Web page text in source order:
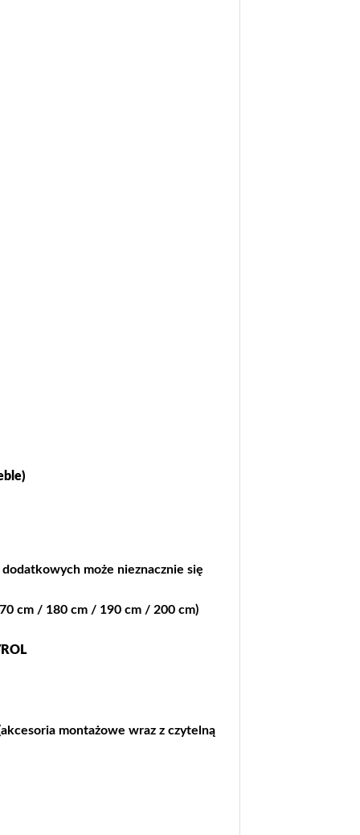
)
może nieznacznie się
cm / 180 cm / 190 cm / 200 cm)
montażowe wraz z czytelną